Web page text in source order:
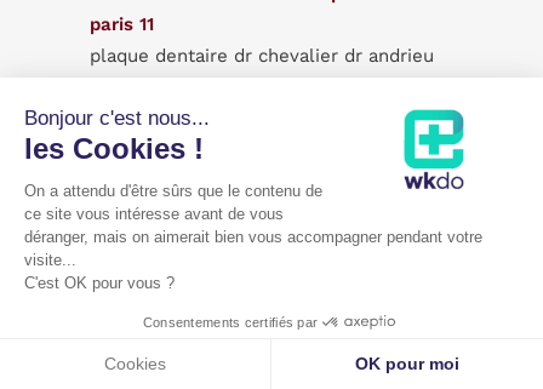
plaque dentaire dr chevalier dr andrieu
Mentions légales|Cookies
Bonjour c'est nous...
les Cookies !
On a attendu d'être sûrs que le contenu de
ce site vous intéresse avant de vous
déranger, mais on aimerait bien vous accompagner pendant votre
visite...
C'est OK pour vous ?
Consentements certifiés par
Cookies OK pour moi